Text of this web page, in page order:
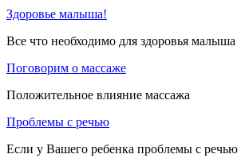
Здоровье малыша!
Все что необходимо для здоровья малыша
Поговорим о массаже
Положительное влияние массажа
Проблемы с речью
Если у Вашего ребенка проблемы с речью